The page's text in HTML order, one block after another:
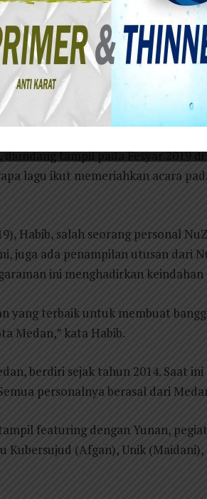
untuk pelaksanaan regional
Timur Indonesia di
sinergi terintegrasi antar
syariah’.
saat ini yang berhasil meraih
tampil pada Fesyar 2019 di
lagu ikut memeriahkan acara
Habib, salah seorang personal
juga ada penampilan utusan dari
ini menghadirkan
yang terbaik untuk membuat
Medan,” kata Habib.
berdiri sejak tahun 2014. Saat
personalnya berasal dari
featuring dengan Yunan,
Kubersujud (Afgan), Unik (Maidani),